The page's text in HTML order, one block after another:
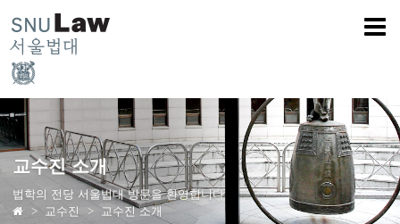
교수진 소개
법학의 전당 서울법대 방문을 환영합니다
교수진
교수진 소개